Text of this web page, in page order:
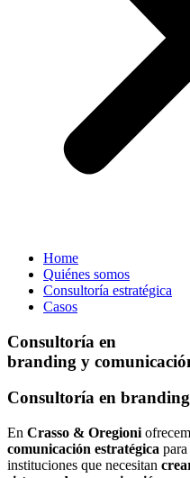
Home
Quiénes somos
Consultoría estratégica
Casos
Consultoría en
branding y
Consultoría en
En Crasso & Oregioni
comunicación estratégica
instituciones que necesitan